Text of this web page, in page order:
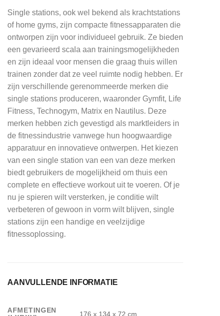
Single stations, ook wel bekend als krachtstations
of home gyms, zijn compacte fitnessapparaten die
ontworpen zijn voor individueel gebruik. Ze bieden
een gevarieerd scala aan trainingsmogelijkheden
en zijn ideaal voor mensen die graag thuis willen
trainen zonder dat ze veel ruimte nodig hebben. Er
zijn verschillende gerenommeerde merken die
single stations produceren, waaronder Gymfit, Life
Fitness, Technogym, Matrix en Nautilus. Deze
merken hebben zich gevestigd als marktleiders in
de fitnessindustrie vanwege hun hoogwaardige
apparatuur en innovatieve ontwerpen. Het kiezen
van een single station van een van deze merken
biedt gebruikers de mogelijkheid om thuis een
complete en effectieve workout uit te voeren. Of je
nu je spieren wilt versterken, je conditie wilt
verbeteren of gewoon in vorm wilt blijven, single
stations zijn een handige en veelzijdige
fitnessoplossing.
AANVULLENDE INFORMATIE
AFMETINGEN
176 x 134 x 72 cm